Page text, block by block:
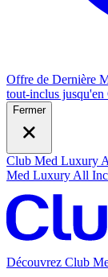
Offre de Dernière
tout-inclus jusqu'en
Fermer
Club Med Luxury
Med Luxury All
Découvrez Club